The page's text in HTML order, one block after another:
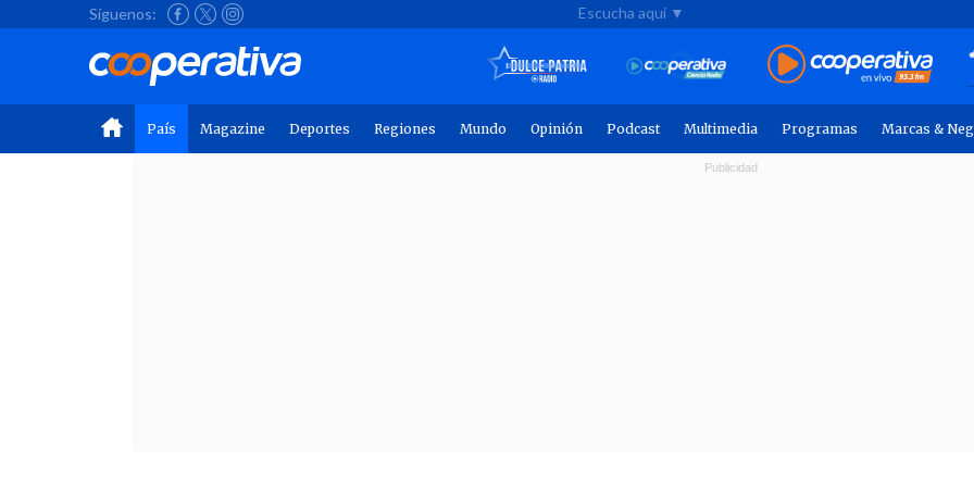
Síguenos: Escucha aquí ▼
País Magazine Deportes Regiones Mundo Opinión Podcast Multimedia Programas Marcas &